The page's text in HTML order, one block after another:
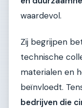
waardevol.
Zij begrijpen
technische
materialen en
beïnvloedt.
bedrijven die